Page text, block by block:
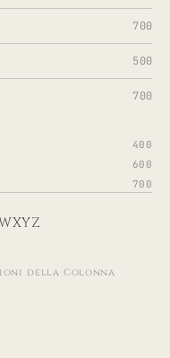
700
500
700
400
600
700
della Colonna